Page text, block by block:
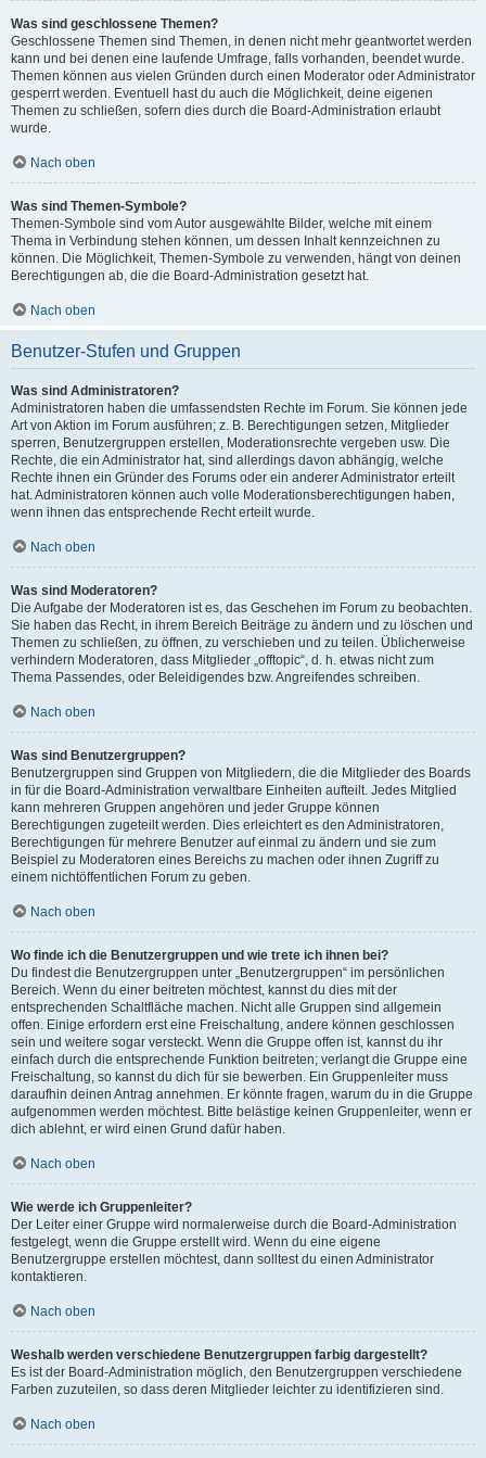
Was sind geschlossene Themen?
Geschlossene Themen sind Themen, in denen nicht mehr geantwortet werden
kann und bei denen eine laufende Umfrage, falls vorhanden, beendet wurde.
Themen können aus vielen Gründen durch einen Moderator oder Administrator
gesperrt werden. Eventuell hast du auch die Möglichkeit, deine eigenen
Themen zu schließen, sofern dies durch die Board-Administration erlaubt
wurde.
Nach oben
Was sind Themen-Symbole?
Themen-Symbole sind vom Autor ausgewählte Bilder, welche mit einem
Thema in Verbindung stehen können, um dessen Inhalt kennzeichnen zu
können. Die Möglichkeit, Themen-Symbole zu verwenden, hängt von deinen
Berechtigungen ab, die die Board-Administration gesetzt hat.
Nach oben
Benutzer-Stufen und Gruppen
Was sind Administratoren?
Administratoren haben die umfassendsten Rechte im Forum. Sie können jede
Art von Aktion im Forum ausführen; z. B. Berechtigungen setzen, Mitglieder
sperren, Benutzergruppen erstellen, Moderationsrechte vergeben usw. Die
Rechte, die ein Administrator hat, sind allerdings davon abhängig, welche
Rechte ihnen ein Gründer des Forums oder ein anderer Administrator erteilt
hat. Administratoren können auch volle Moderationsberechtigungen haben,
wenn ihnen das entsprechende Recht erteilt wurde.
Nach oben
Was sind Moderatoren?
Die Aufgabe der Moderatoren ist es, das Geschehen im Forum zu beobachten.
Sie haben das Recht, in ihrem Bereich Beiträge zu ändern und zu löschen und
Themen zu schließen, zu öffnen, zu verschieben und zu teilen. Üblicherweise
verhindern Moderatoren, dass Mitglieder „offtopic“, d. h. etwas nicht zum
Thema Passendes, oder Beleidigendes bzw. Angreifendes schreiben.
Nach oben
Was sind Benutzergruppen?
Benutzergruppen sind Gruppen von Mitgliedern, die die Mitglieder des Boards
in für die Board-Administration verwaltbare Einheiten aufteilt. Jedes Mitglied
kann mehreren Gruppen angehören und jeder Gruppe können
Berechtigungen zugeteilt werden. Dies erleichtert es den Administratoren,
Berechtigungen für mehrere Benutzer auf einmal zu ändern und sie zum
Beispiel zu Moderatoren eines Bereichs zu machen oder ihnen Zugriff zu
einem nichtöffentlichen Forum zu geben.
Nach oben
Wo finde ich die Benutzergruppen und wie trete ich ihnen bei?
Du findest die Benutzergruppen unter „Benutzergruppen“ im persönlichen
Bereich. Wenn du einer beitreten möchtest, kannst du dies mit der
entsprechenden Schaltfläche machen. Nicht alle Gruppen sind allgemein
offen. Einige erfordern erst eine Freischaltung, andere können geschlossen
sein und weitere sogar versteckt. Wenn die Gruppe offen ist, kannst du ihr
einfach durch die entsprechende Funktion beitreten; verlangt die Gruppe eine
Freischaltung, so kannst du dich für sie bewerben. Ein Gruppenleiter muss
daraufhin deinen Antrag annehmen. Er könnte fragen, warum du in die Gruppe
aufgenommen werden möchtest. Bitte belästige keinen Gruppenleiter, wenn er
dich ablehnt, er wird einen Grund dafür haben.
Nach oben
Wie werde ich Gruppenleiter?
Der Leiter einer Gruppe wird normalerweise durch die Board-Administration
festgelegt, wenn die Gruppe erstellt wird. Wenn du eine eigene
Benutzergruppe erstellen möchtest, dann solltest du einen Administrator
kontaktieren.
Nach oben
Weshalb werden verschiedene Benutzergruppen farbig dargestellt?
Es ist der Board-Administration möglich, den Benutzergruppen verschiedene
Farben zuzuteilen, so dass deren Mitglieder leichter zu identifizieren sind.
Nach oben